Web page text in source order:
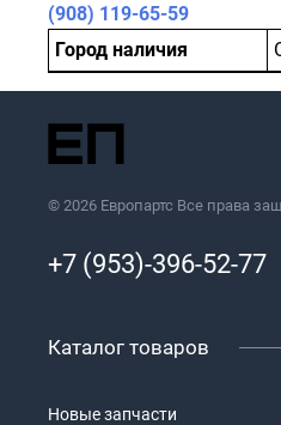
(908) 119-65-59
Город наличия
© 2026 Европартс Все права
+7 (953)-396-52-77
Каталог товаров
Новые запчасти